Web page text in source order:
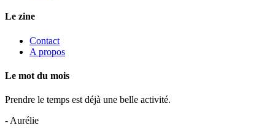
Le zine
Contact
A propos
Le mot du mois
Prendre le temps est déjà une belle activité.
- Aurélie